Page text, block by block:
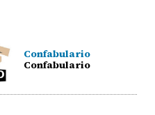
Confabulario
Confabulario